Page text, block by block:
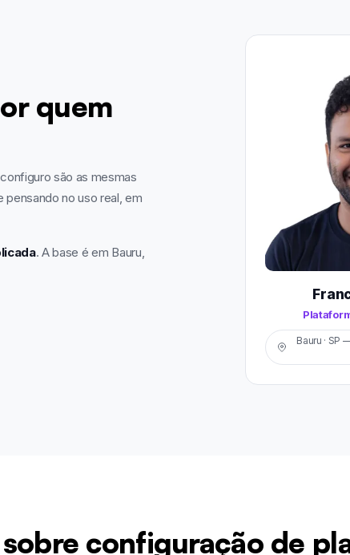
quem
são as mesmas
pensando no uso real, em
. A base é em Bauru,
Bauru ·
configuração de